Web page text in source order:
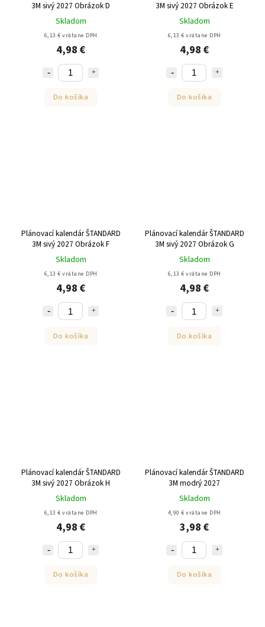
3M sivý 2027 Obrázok D
Skladom
6,13 € vrátane DPH
4,98 €
Do košíka
3M sivý 2027 Obrázok E
Skladom
6,13 € vrátane DPH
4,98 €
Do košíka
Plánovací kalendár ŠTANDARD
3M sivý 2027 Obrázok F
Skladom
6,13 € vrátane DPH
4,98 €
Do košíka
Plánovací kalendár ŠTANDARD
3M sivý 2027 Obrázok G
Skladom
6,13 € vrátane DPH
4,98 €
Do košíka
Plánovací kalendár ŠTANDARD
3M sivý 2027 Obrázok H
Skladom
6,13 € vrátane DPH
4,98 €
Do košíka
Plánovací kalendár ŠTANDARD
3M modrý 2027
Skladom
4,90 € vrátane DPH
3,98 €
Do košíka